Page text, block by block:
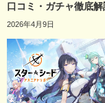
口コミ・ガチャ徹底解
2026年4月9日